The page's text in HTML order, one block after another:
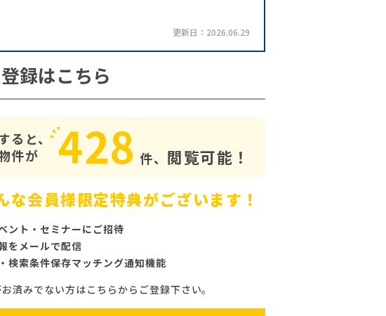
更新日：2026.06.29
録はこちら
ると、
件が
428 件、 閲覧可能！
な会員様限定特典がございます！
ント・セミナーにご招待
をメールで配信
検索条件保存マッチング通知機能
済みでない方はこちらからご登録下さい。